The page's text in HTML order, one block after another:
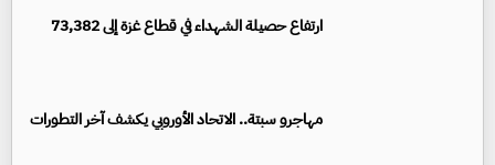
ارتفاع حصيلة الشهداء في قطاع غزة إلى 73,382
مهاجرو سبتة.. الاتحاد الأوروبي يكشف آخر التطورات